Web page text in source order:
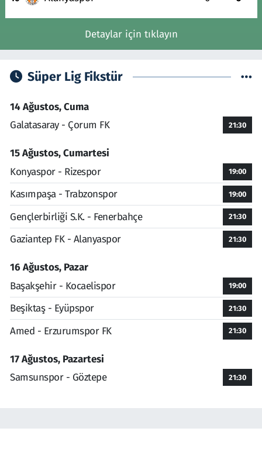
Detaylar için tıklayın
Süper Lig Fikstür
14 Ağustos, Cuma
Galatasaray - Çorum FK
21:30
15 Ağustos, Cumartesi
Konyaspor - Rizespor
19:00
Kasımpaşa - Trabzonspor 19:00
Gençlerbirliği S.K. - Fenerbahçe 21:30
Gaziantep FK - Alanyaspor 21:30
16 Ağustos, Pazar
Başakşehir - Kocaelispor
19:00
Beşiktaş - Eyüpspor 21:30
Amed - Erzurumspor FK 21:30
17 Ağustos, Pazartesi
Samsunspor - Göztepe
21:30